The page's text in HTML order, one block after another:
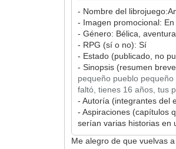
- Nombre del
- Imagen promocional:
- Género: Bélica,
- RPG (sí o no): Sí
- Estado (publicado, no
- Sinopsis (resumen
pequeño pueblo
faltó, tienes 16 años, tus
- Autoría (integrantes del
- Aspiraciones (capítulos
serían varias historias en
Me alegro de que vuelvas